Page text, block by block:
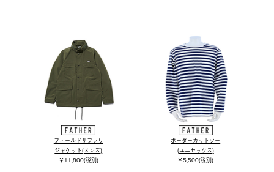
フィールドサファリ
ジャケット(メンズ)
￥11,800(税別)
ボーダーカットソー
(ユニセックス)
￥5,500(税別)